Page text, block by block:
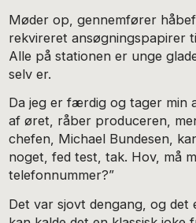
Møder op, gennemfører
rekvireret ansøgningspapirer
Alle på stationen er unge
selv er.
Da jeg er færdig og tager min
af øret, råber produceren,
chefen, Michael Bundesen,
noget, fed test, tak. Hov, må
telefonnummer?”
Det var sjovt dengang, og